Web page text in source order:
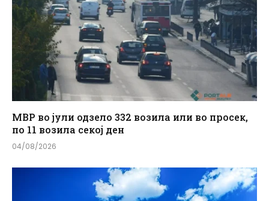
МВР во јули одзело 332 возила или во просек,
по 11 возила секој ден
04/08/2026